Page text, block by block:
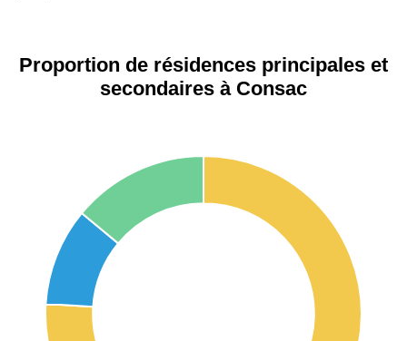
Proportion de résidences principales et
secondaires à Consac